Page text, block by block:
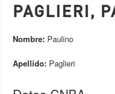
PAGLIERI,
Nombre: Paulino
Apellido: Paglieri